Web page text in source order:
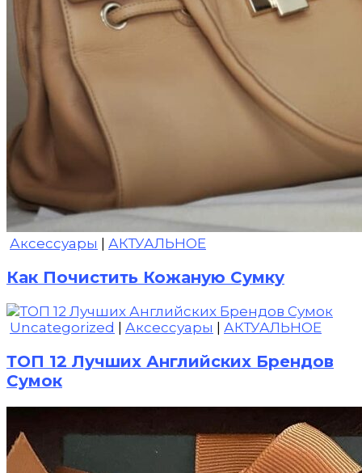
Аксессуары АКТУАЛЬНОЕ
Как Почистить Кожаную Сумку
Uncategorized Аксессуары АКТУАЛЬНОЕ
ТОП 12 Лучших Английских Брендов
Сумок